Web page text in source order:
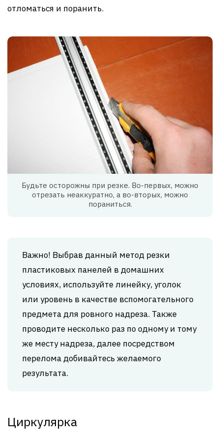
отломаться и поранить.
Будьте осторожны при резке. Во-первых, можно
отрезать неаккуратно, а во-вторых, можно
пораниться.
Важно! Выбрав данный метод резки
пластиковых панелей в домашних
условиях, используйте линейку, уголок
или уровень в качестве вспомогательного
предмета для ровного надреза. Также
проводите несколько раз по одному и тому
же месту надреза, далее посредством
перелома добивайтесь желаемого
результата.
Циркулярка